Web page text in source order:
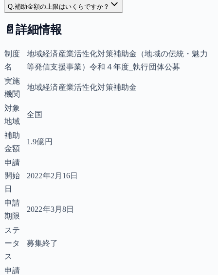
Q.補助金額の上限はいくらですか？
📄 詳細情報
制度
名
地域経済産業活性化対策補助金（地域の伝統・魅力
等発信支援事業）令和４年度_執行団体公募
実施
機関
地域経済産業活性化対策補助金
対象
地域
全国
補助
金額
1.9億円
申請
開始
日
2022年2月16日
申請
期限
2022年3月8日
ステ
ータ
ス
募集終了
申請